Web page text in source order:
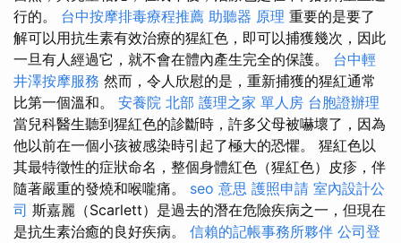
行的。 台中按摩排毒療程推薦 助聽器 原理 重要的是要了
解可以用抗生素有效治療的猩紅色，即可以捕獲幾次，因此
一旦有人經過它，就不會在體內產生完全的保護。 台中輕
井澤按摩服務 然而，令人欣慰的是，重新捕獲的猩紅通常
比第一個溫和。 安養院 北部 護理之家 單人房 台胞證辦理
當兒科醫生聽到猩紅色的診斷時，許多父母被嚇壞了，因為
他以前在一個小孩被感染時引起了極大的恐懼。 猩紅色以
其最特徵性的症狀命名，整個身體紅色（猩紅色）皮疹，伴
隨著嚴重的發燒和喉嚨痛。 seo 意思 護照申請 室內設計公
司 斯嘉麗（Scarlett）是過去的潛在危險疾病之一，但現在
是抗生素治癒的良好疾病。 信賴的記帳事務所夥伴 公司登